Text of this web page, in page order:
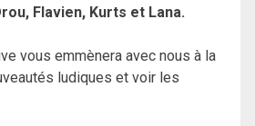
Flavien, Kurts et Lana.
vous emmènera avec nous à la
ludiques et voir les